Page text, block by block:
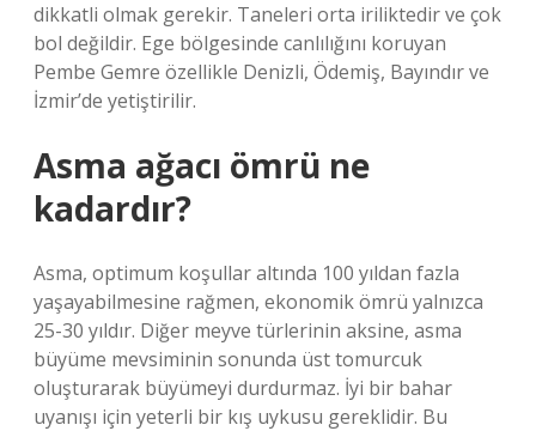
dikkatli olmak gerekir. Taneleri orta iriliktedir ve çok
bol değildir. Ege bölgesinde canlılığını koruyan
Pembe Gemre özellikle Denizli, Ödemiş, Bayındır ve
İzmir’de yetiştirilir.
Asma ağacı ömrü ne
kadardır?
Asma, optimum koşullar altında 100 yıldan fazla
yaşayabilmesine rağmen, ekonomik ömrü yalnızca
25-30 yıldır. Diğer meyve türlerinin aksine, asma
büyüme mevsiminin sonunda üst tomurcuk
oluşturarak büyümeyi durdurmaz. İyi bir bahar
uyanışı için yeterli bir kış uykusu gereklidir. Bu